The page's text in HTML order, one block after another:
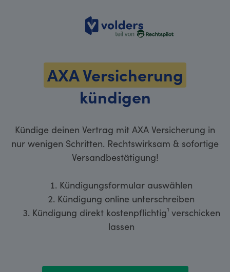
volders
AXA Versicherung
kündigen
Kündige deinen Vertrag mit AXA Versicherung in
nur wenigen Schritten. Rechtswirksam & sofortige
Versandbestätigung!
Kündigungsformular auswählen
Kündigung online unterschreiben
Kündigung direkt kostenpflichtig¹ verschicken
lassen